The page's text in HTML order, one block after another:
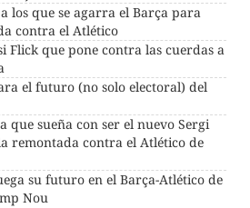
los que se agarra el Barça para
contra el Atlético
Flick que pone contra las cuerdas a
el futuro (no solo electoral) del
que sueña con ser el nuevo Sergi
remontada contra el Atlético de
su futuro en el Barça-Atlético de
Nou